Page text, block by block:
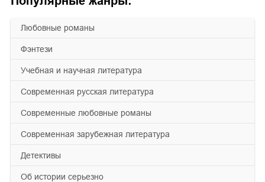
любовные романы
фэнтези
учебная и научная литература
современная русская литература
современные любовные романы
современная зарубежная литература
детективы
об истории серьезно